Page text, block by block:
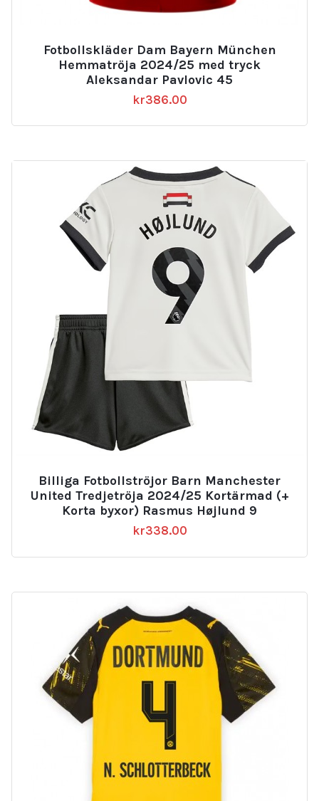
Fotbollskläder Dam Bayern München
Hemmatröja 2024/25 med tryck
Aleksandar Pavlovic 45
kr386.00
Billiga Fotbollströjor Barn Manchester
United Tredjetröja 2024/25 Kortärmad (+
Korta byxor) Rasmus Højlund 9
kr338.00